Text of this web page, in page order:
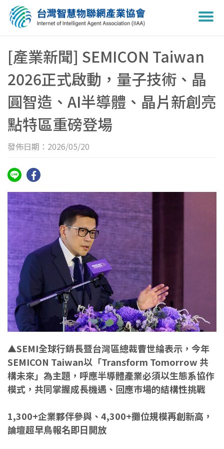
[產業新聞] SEMICON Taiwan
2026正式啟動，量子技術、晶
圓智造、AI半導體、晶片新創亮
點特區重磅登場
發佈日期：2026/05/20
▲SEMI全球行銷長暨台灣區總裁曹世綸表示，今年
SEMICON Taiwan以「Transform Tomorrow 共
構未來」為主題，呼應半導體產業必須以生態系協作
模式，共同掌握成長機遇、回應巿場的結構性挑戰
1,300+企業夥伴參與、4,300+攤位規模再創新高，
論壇超早鳥報名即日開放